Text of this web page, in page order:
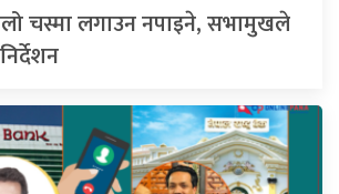
चस्मा लगाउन नपाइने, सभामुखले